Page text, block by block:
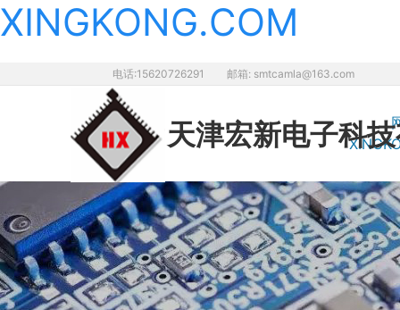
XINGKONG.COM
天津宏新电子科
电话:15620726291 邮箱: smtcamla@163.com